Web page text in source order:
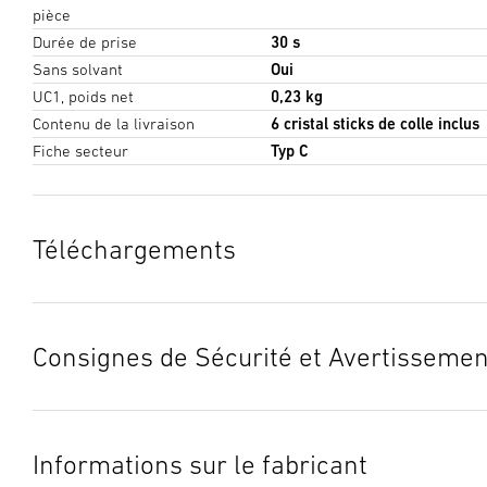
pièce
Durée de prise
30 s
Sans solvant
Oui
UC1, poids net
0,23 kg
Contenu de la livraison
6 cristal sticks de colle inclus
Fiche secteur
Typ C
Téléchargements
Mode d’emploi(PDF, 2559 KB)
Consignes de Sécurité et
est protégée par la loi sur les droits d’auteur. Une
Informations sur le fabricant